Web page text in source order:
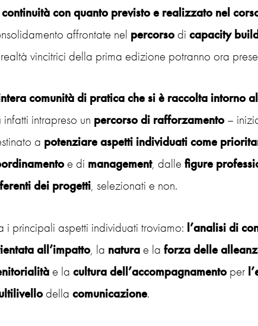
con quanto previsto e realizzato nel
affrontate nel percorsodi capacity
vincitrici della prima edizione potranno ora
comunità di pratica che si è raccolta intorno
infatti intrapreso un percorso di rafforzamento–
a potenziare aspetti individuati come
e di management, dallefigure
dei progetti, selezionati e non.
i principali aspetti individuati troviamo: l’analisi di
all’impatto, la naturae la forza delle
e la cultura dell’accompagnamentoper
della comunicazione.